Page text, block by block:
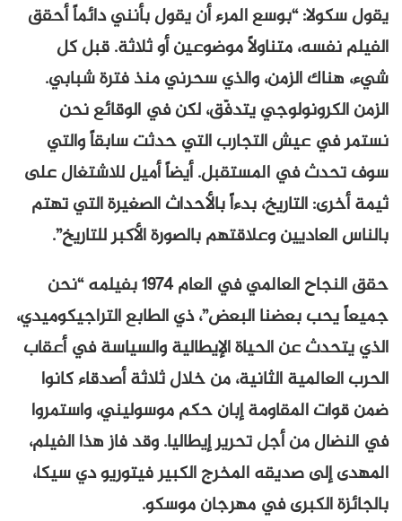
يقول سكولا: “بوسع المرء أن يقول بأنني دائماً أحقق
الفيلم نفسه، متناولاً موضوعين أو ثلاثة. قبل كل
شيء، هناك الزمن، والذي سحرني منذ فترة شبابي.
الزمن الكرونولوجي يتدفّق، لكن في الوقائع نحن
نستمر في عيش التجارب التي حدثت سابقاً والتي
سوف تحدث في المستقبل. أيضاً أميل للاشتغال على
ثيمة أخرى: التاريخ، بدءاً بالأحداث الصغيرة التي تهتم
بالناس العاديين وعلاقتهم بالصورة الأكبر للتاريخ”.
حقق النجاح العالمي في العام 1974 بفيلمه “نحن
جميعاً يحب بعضنا البعض”، ذي الطابع التراجيكوميدي،
الذي يتحدث عن الحياة الإيطالية والسياسة في أعقاب
الحرب العالمية الثانية، من خلال ثلاثة أصدقاء كانوا
ضمن قوات المقاومة إبان حكم موسوليني، واستمروا
في النضال من أجل تحرير إيطاليا. وقد فاز هذا الفيلم،
المهدى إلى صديقه المخرج الكبير فيتوريو دي سيكا،
بالجائزة الكبرى في مهرجان موسكو.